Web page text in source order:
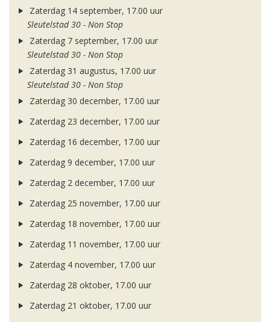
Zaterdag 14 september, 17.00 uur
Sleutelstad 30 - Non Stop
Zaterdag 7 september, 17.00 uur
Sleutelstad 30 - Non Stop
Zaterdag 31 augustus, 17.00 uur
Sleutelstad 30 - Non Stop
Zaterdag 30 december, 17.00 uur
Zaterdag 23 december, 17.00 uur
Zaterdag 16 december, 17.00 uur
Zaterdag 9 december, 17.00 uur
Zaterdag 2 december, 17.00 uur
Zaterdag 25 november, 17.00 uur
Zaterdag 18 november, 17.00 uur
Zaterdag 11 november, 17.00 uur
Zaterdag 4 november, 17.00 uur
Zaterdag 28 oktober, 17.00 uur
Zaterdag 21 oktober, 17.00 uur